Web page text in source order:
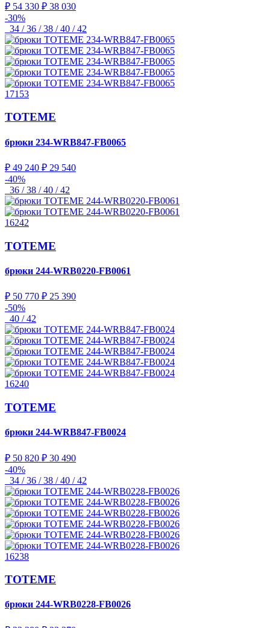
₽ 54 330 ₽ 38 030
-30%
34 / 36 / 38 / 40 / 42
17153
TOTEME
брюки 234-WRB847-FB0065
₽ 49 240 ₽ 29 540
-40%
36 / 38 / 40 / 42
16242
TOTEME
брюки 244-WRB0220-FB0061
₽ 50 770 ₽ 25 390
-50%
40 / 42
16240
TOTEME
брюки 244-WRB847-FB0024
₽ 50 820 ₽ 30 490
-40%
34 / 36 / 38 / 40 / 42
16238
TOTEME
брюки 244-WRB0228-FB0026